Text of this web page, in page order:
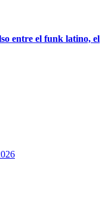
entre el funk latino, el